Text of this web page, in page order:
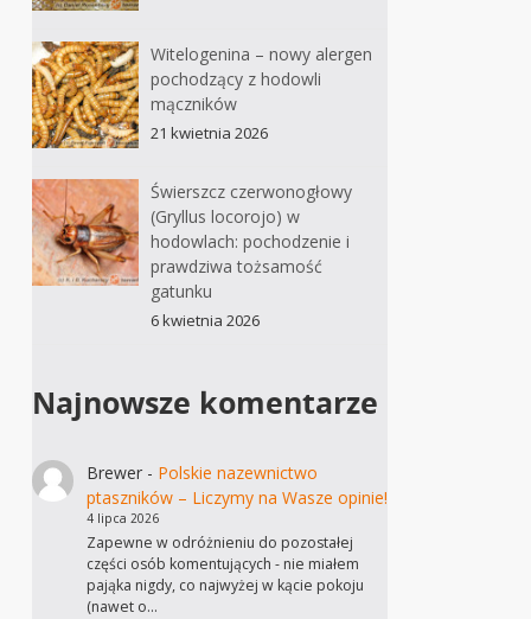
Witelogenina – nowy alergen
pochodzący z hodowli
mączników
21 kwietnia 2026
Świerszcz czerwonogłowy
(Gryllus locorojo) w
hodowlach: pochodzenie i
prawdziwa tożsamość
gatunku
6 kwietnia 2026
Najnowsze komentarze
Brewer- Polskie nazewnictwo
ptaszników – Liczymy na Wasze opinie!
4 lipca 2026
Zapewne w odróżnieniu do pozostałej
części osób komentujących - nie miałem
pająka nigdy, co najwyżej w kącie pokoju
(nawet o…